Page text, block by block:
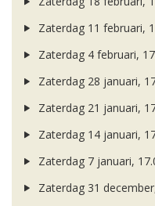
Zaterdag 11 februari,
Zaterdag 4 februari,
Zaterdag 28 januari,
Zaterdag 21 januari,
Zaterdag 14 januari,
Zaterdag 7 januari,
Zaterdag 31